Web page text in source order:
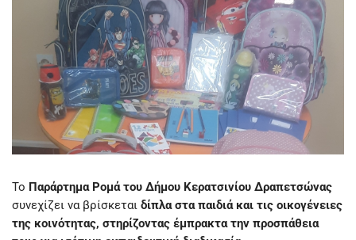
Το Παράρτημα Ρομά του Δήμου Κερατσινίου Δραπετσώνας
συνεχίζει να βρίσκεται δίπλα στα παιδιά και τις οικογένειες
της κοινότητας, στηρίζοντας έμπρακτα την προσπάθεια